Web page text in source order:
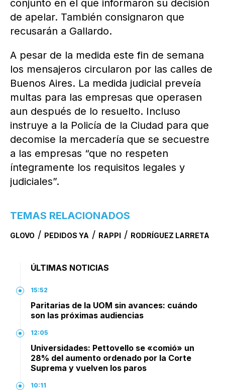
conjunto en el que informaron su decisión
de apelar. También consignaron que
recusarán a Gallardo.
A pesar de la medida este fin de semana
los mensajeros circularon por las calles de
Buenos Aires. La medida judicial preveía
multas para las empresas que operasen
aun después de lo resuelto. Incluso
instruye a la Policía de la Ciudad para que
decomise la mercadería que se secuestre
a las empresas “que no respeten
íntegramente los requisitos legales y
judiciales”.
TEMAS RELACIONADOS
GLOVO / PEDIDOS YA / RAPPI / RODRÍGUEZ LARRETA
ÚLTIMAS NOTICIAS
15:52
Paritarias de la UOM sin avances: cuándo
son las próximas audiencias
12:05
Universidades: Pettovello se «comió» un
28% del aumento ordenado por la Corte
Suprema y vuelven los paros
10:11